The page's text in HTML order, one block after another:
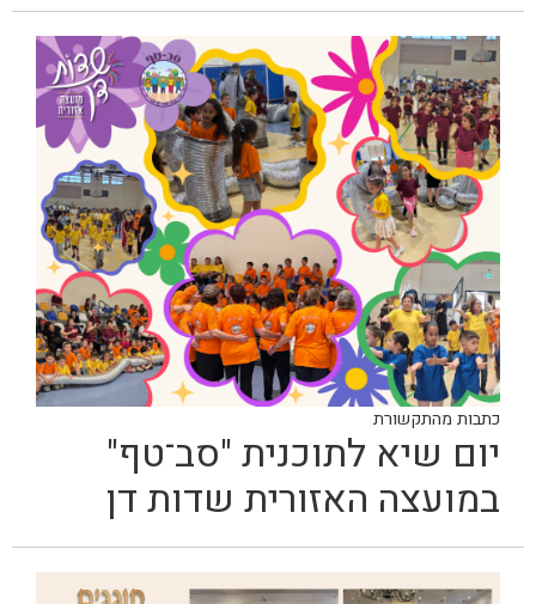
כתבות מהתקשורת
יום שיא לתוכנית "סב־טף"
במועצה האזורית שדות דן